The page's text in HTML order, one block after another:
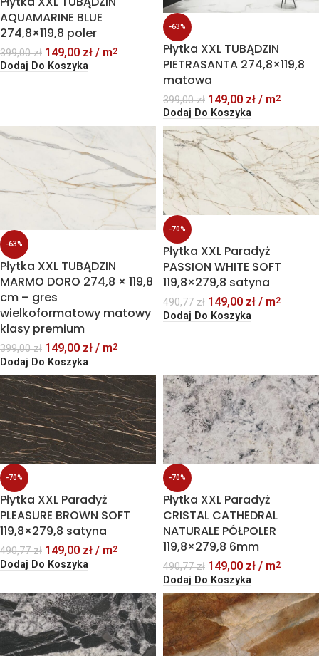
AQUAMARINE BLUE
274,8×119,8 poler
399,00zł 149,00 zł / m2
Dodaj Do Koszyka
-63%
Płytka XXL TUBĄDZIN
PIETRASANTA 274,8×119,8
matowa
399,00zł 149,00 zł / m2
Dodaj Do Koszyka
-63%
Płytka XXL TUBĄDZIN
MARMO DORO 274,8 × 119,8
cm – gres
wielkoformatowy matowy
klasy premium
399,00zł 149,00 zł / m2
Dodaj Do Koszyka
-70%
Płytka XXL Paradyż
PASSION WHITE SOFT
119,8×279,8 satyna
490,77zł 149,00 zł / m2
Dodaj Do Koszyka
-70%
Płytka XXL Paradyż
PLEASURE BROWN SOFT
119,8×279,8 satyna
490,77zł 149,00 zł / m2
Dodaj Do Koszyka
-70%
Płytka XXL Paradyż
CRISTAL CATHEDRAL
NATURALE PÓŁPOLER
119,8×279,8 6mm
490,77zł 149,00 zł / m2
Dodaj Do Koszyka